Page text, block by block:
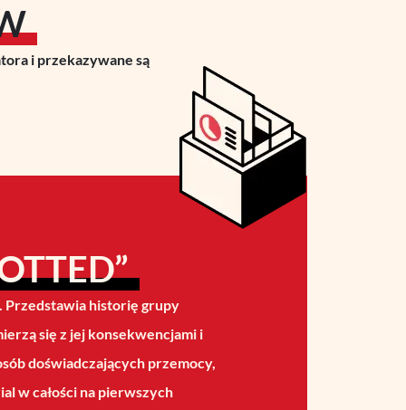
i przekazywane są
Przedstawia historię grupy
się z jej konsekwencjami i
doświadczających przemocy,
w całości na pierwszych